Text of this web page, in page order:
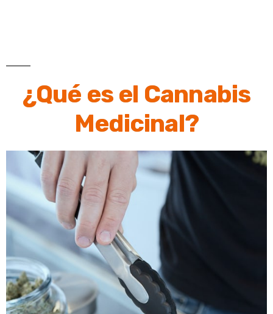
¿Qué es el Cannabis
Medicinal?